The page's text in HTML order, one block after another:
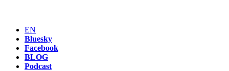
EN
Bluesky
Facebook
BLOG
Podcast